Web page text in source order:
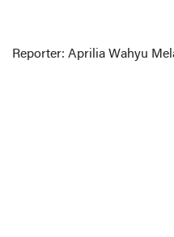
Reporter: Aprilia Wahyu